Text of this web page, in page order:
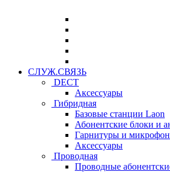
СЛУЖ.СВЯЗЬ
DECT
Аксессуары
Гибридная
Базовые станции Laon
Абонентские блоки и
Гарнитуры и
Аксессуары
Проводная
Проводные